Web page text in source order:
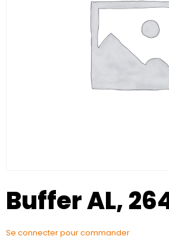
Buffer AL,
Se connecter pour commander